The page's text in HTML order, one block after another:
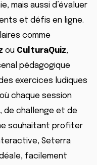
mais aussi d’évaluer
et défis en ligne.
comme
ou CulturaQuiz,
pédagogique
exercices ludiques
chaque session
de challenge et de
souhaitant profiter
Seterra
facilement